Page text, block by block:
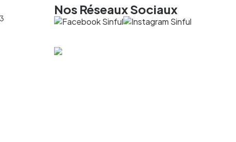
Nos Réseaux Sociaux